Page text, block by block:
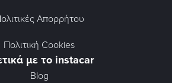
Απορρήτου
Πολιτική Cookies
με το instacar
Blog